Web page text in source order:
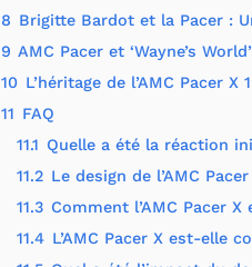
8 Brigitte Bardot et la Pacer :
9 AMC Pacer et ‘Wayne’s
10 L’héritage de l’AMC Pacer X
11 FAQ
11.1 Quelle a été la réaction
11.2 Le design de l’AMC
11.3 Comment l’AMC Pacer
11.4 L’AMC Pacer X est-elle